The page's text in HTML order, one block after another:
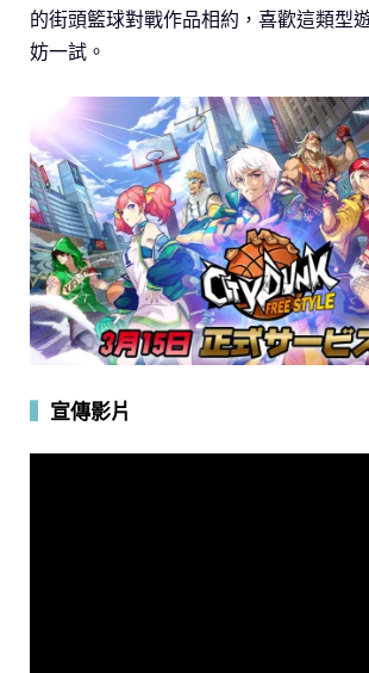
的街頭籃球對戰作品相約，喜歡這類型
妨一試。
宣傳影片